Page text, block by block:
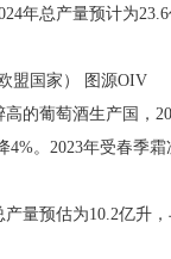
年总产量预计为
盟国家） 图源OIV
的葡萄酒生产国，
。2023年受春季
量预估为10.2亿升